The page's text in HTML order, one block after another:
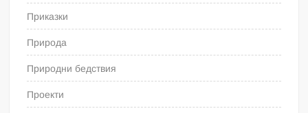
Приказки
Природа
Природни бедствия
Проекти